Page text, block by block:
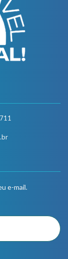
e-mail.